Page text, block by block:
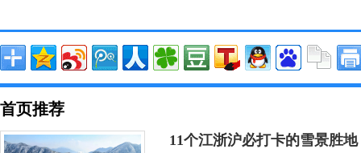
首页推荐
11个江浙沪必打卡的雪景胜